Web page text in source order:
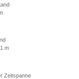
m
Zeitspanne